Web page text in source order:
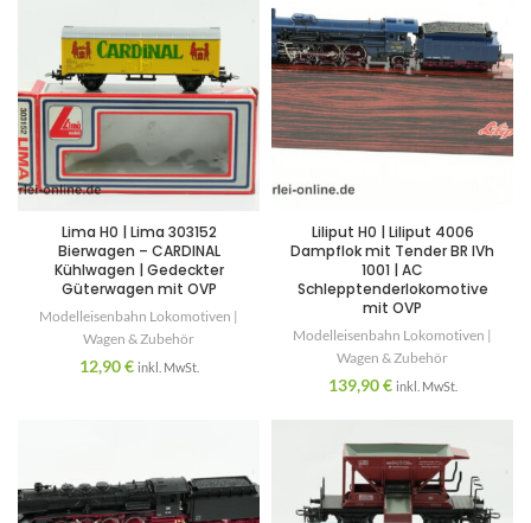
Lima H0 | Lima 303152
Bierwagen – CARDINAL
Kühlwagen | Gedeckter
Güterwagen mit OVP
Modelleisenbahn Lokomotiven |
Wagen & Zubehör
12,90€ inkl. MwSt.
Liliput H0 | Liliput 4006
Dampflok mit Tender BR IVh
1001 | AC
Schlepptenderlokomotive
mit OVP
Modelleisenbahn Lokomotiven |
Wagen & Zubehör
139,90€ inkl. MwSt.